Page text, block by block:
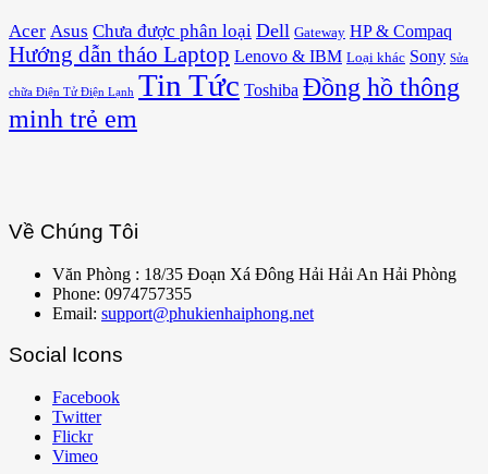
Acer Asus Chưa được phân loại Dell Gateway HP & Compaq
Hướng dẫn tháo Laptop Lenovo & IBM Loại khác Sony Sửa
chữa Điện Tử Điện Lạnh Tin Tức Toshiba Đồng hồ thông
minh trẻ em
Về Chúng Tôi
Văn Phòng : 18/35 Đoạn Xá Đông Hải Hải An Hải Phòng
Phone: 0974757355
Email: support@phukienhaiphong.net
Social Icons
Facebook
Twitter
Flickr
Vimeo